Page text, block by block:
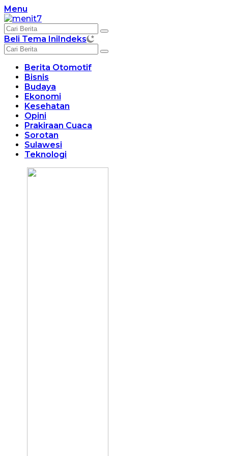
Langsung
ke
konten
Menu
Beli Tema IniIndeks
Berita Otomotif
Bisnis
Budaya
Ekonomi
Kesehatan
Opini
Prakiraan Cuaca
Sorotan
Sulawesi
Teknologi